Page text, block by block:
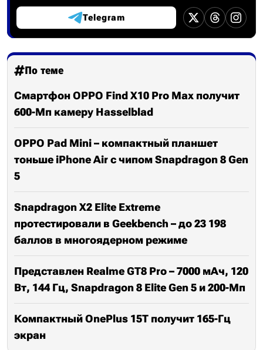
Telegram
По теме
Смартфон OPPO Find X10 Pro Max получит
600-Мп камеру Hasselblad
OPPO Pad Mini – компактный планшет
тоньше iPhone Air с чипом Snapdragon 8 Gen
5
Snapdragon X2 Elite Extreme
протестировали в Geekbench – до 23 198
баллов в многоядерном режиме
Представлен Realme GT8 Pro – 7000 мАч, 120
Вт, 144 Гц, Snapdragon 8 Elite Gen 5 и 200-Мп
Компактный OnePlus 15T получит 165-Гц
экран